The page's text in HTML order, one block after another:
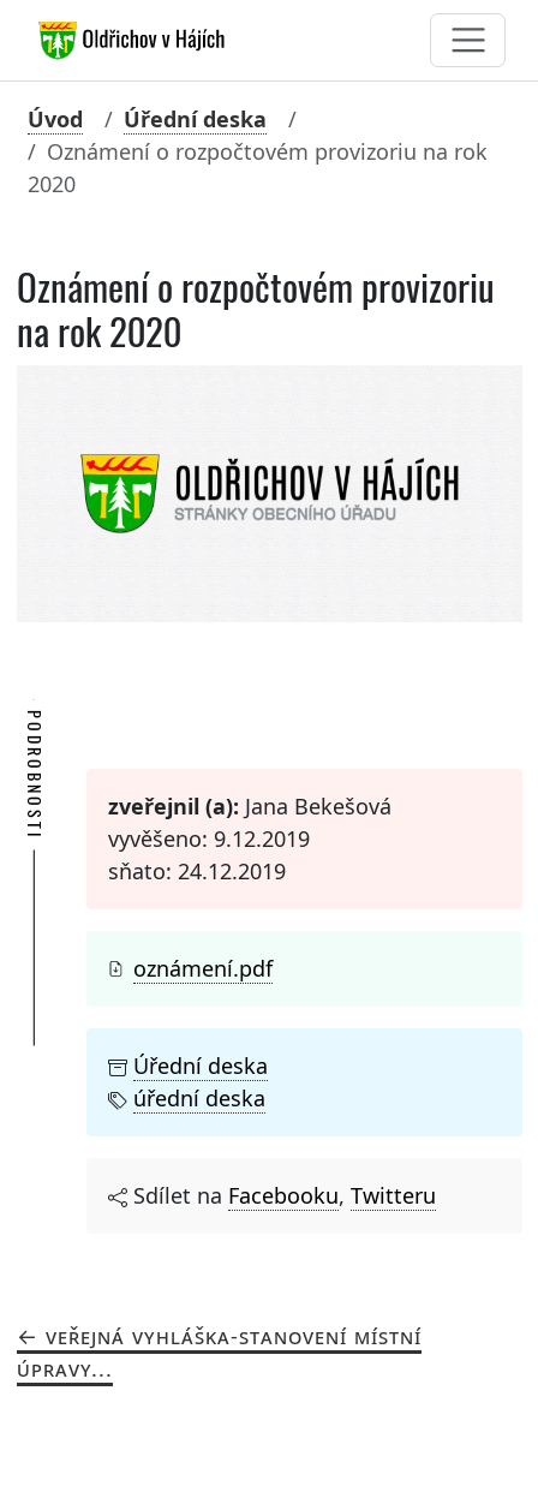
Úvod
Úřední deska
Oznámení o rozpočtovém provizoriu na rok
2020
Oznámení o rozpočtovém provizoriu
na rok 2020
PODROBNOSTI zveřejnil (a): Jana Bekešová
vyvěšeno: 9.12.2019
sňato: 24.12.2019
oznámení.pdf
Úřední deska
úřední deska
Sdílet na Facebooku, Twitteru
VEŘEJNÁ VYHLÁŠKA-STANOVENÍ MÍSTNÍ
ÚPRAVY...